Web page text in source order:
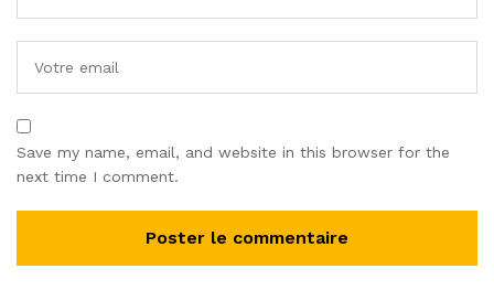
Save my name, email, and website in this browser for the
next time I comment.